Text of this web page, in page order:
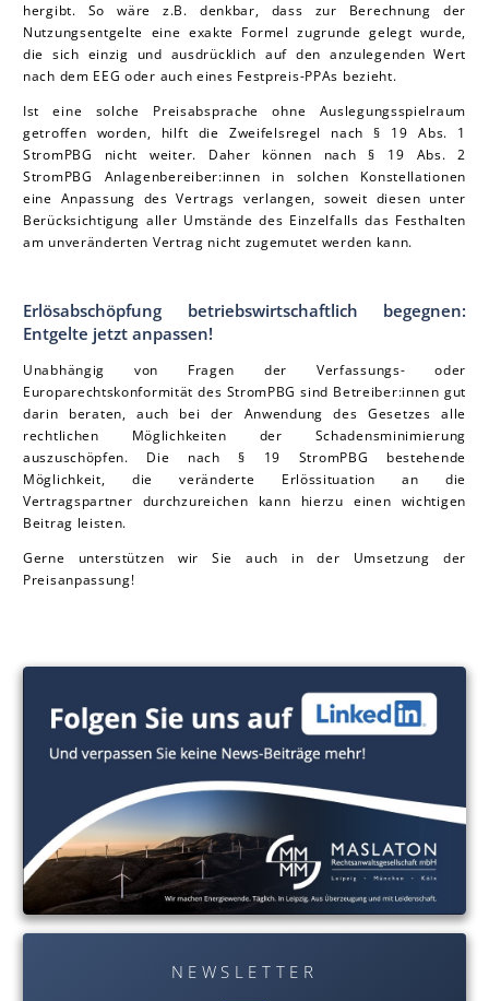
hergibt. So wäre z.B. denkbar, dass zur Berechnung der
Nutzungsentgelte eine exakte Formel zugrunde gelegt wurde,
die sich einzig und ausdrücklich auf den anzulegenden Wert
nach dem EEG oder auch eines Festpreis-PPAs bezieht.
Ist eine solche Preisabsprache ohne Auslegungsspielraum
getroffen worden, hilft die Zweifelsregel nach § 19 Abs. 1
StromPBG nicht weiter. Daher können nach § 19 Abs. 2
StromPBG Anlagenbereiber:innen in solchen Konstellationen
eine Anpassung des Vertrags verlangen, soweit diesen unter
Berücksichtigung aller Umstände des Einzelfalls das Festhalten
am unveränderten Vertrag nicht zugemutet werden kann.
Erlösabschöpfung betriebswirtschaftlich begegnen:
Entgelte jetzt anpassen!
Unabhängig von Fragen der Verfassungs- oder
Europarechtskonformität des StromPBG sind Betreiber:innen gut
darin beraten, auch bei der Anwendung des Gesetzes alle
rechtlichen Möglichkeiten der Schadensminimierung
auszuschöpfen. Die nach § 19 StromPBG bestehende
Möglichkeit, die veränderte Erlössituation an die
Vertragspartner durchzureichen kann hierzu einen wichtigen
Beitrag leisten.
Gerne unterstützen wir Sie auch in der Umsetzung der
Preisanpassung!
NEWSLETTER